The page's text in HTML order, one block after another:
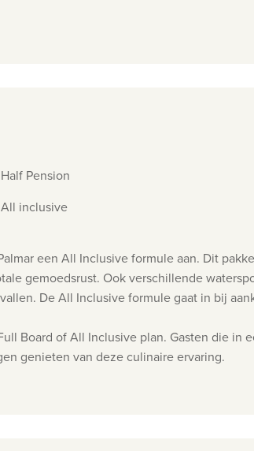
Half Pension
All inclusive
een All Inclusive formule aan. Dit
gemoedsrust. Ook verschillende
De All Inclusive formule gaat in bij
Board of All Inclusive plan. Gasten die in
genieten van deze culinaire ervaring.